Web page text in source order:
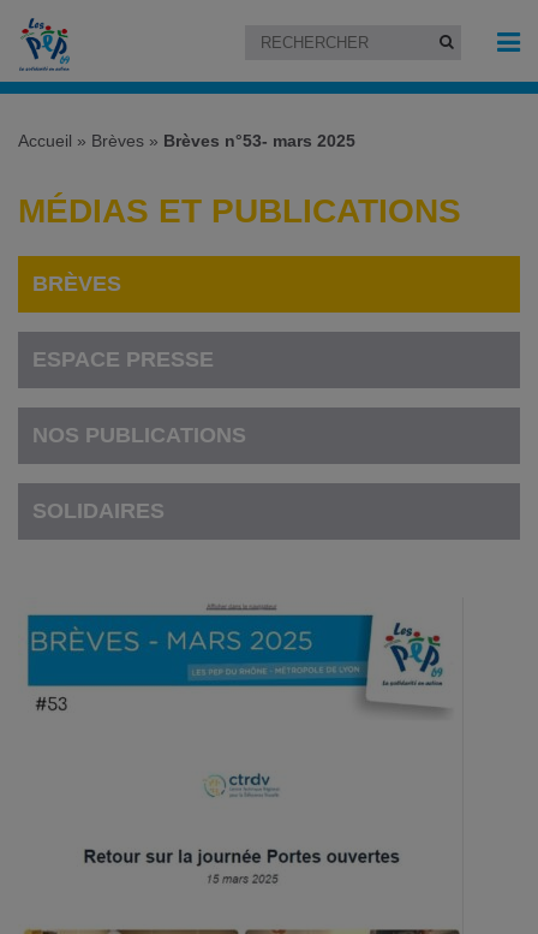
Accueil » Brèves » Brèves n°53- mars 2025
MÉDIAS ET PUBLICATIONS
BRÈVES
ESPACE PRESSE
NOS PUBLICATIONS
SOLIDAIRES